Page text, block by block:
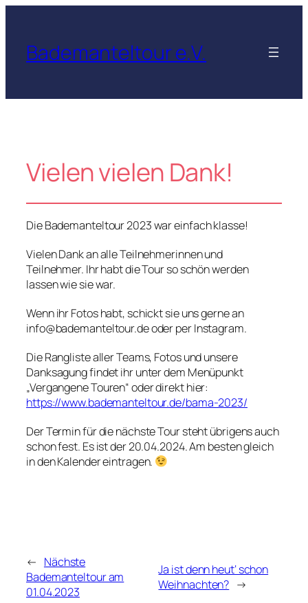
springenBademanteltour e.V.
Vielen vielen Dank!
Die Bademanteltour 2023 war einfach klasse!
Vielen Dank an alle Teilnehmerinnen und
Teilnehmer. Ihr habt die Tour so schön werden
lassen wie sie war.
Wenn ihr Fotos habt, schickt sie uns gerne an
info@bademanteltour.de oder per Instagram.
Die Rangliste aller Teams, Fotos und unsere
Danksagung findet ihr unter dem Menüpunkt
„Vergangene Touren“ oder direkt hier:
https://www.bademanteltour.de/bama-2023/
Der Termin für die nächste Tour steht übrigens auch
schon fest. Es ist der 20.04.2024. Am besten gleich
in den Kalender eintragen.
← Nächste
Bademanteltour am
01.04.2023
Ja ist denn heut‘ schon
Weihnachten? →